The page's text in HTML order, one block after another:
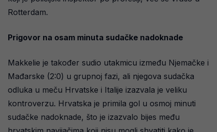
Rotterdam.
Prigovor na osam minuta sudačke nadoknade
Makkelie je također sudio utakmicu između Njemačke i
Mađarske (2:0) u grupnoj fazi, ali njegova sudačka
odluka u meču Hrvatske i Italije izazvala je veliku
kontroverzu. Hrvatska je primila gol u osmoj minuti
sudačke nadoknade, što je izazvalo bijes među